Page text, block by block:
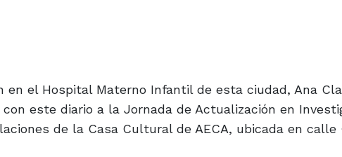
el Hospital Materno Infantil de esta ciudad, Ana
este diario a la Jornada de Actualización en
de la Casa Cultural de AECA, ubicada en calle